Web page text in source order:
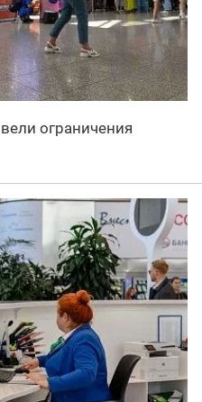
ограничения